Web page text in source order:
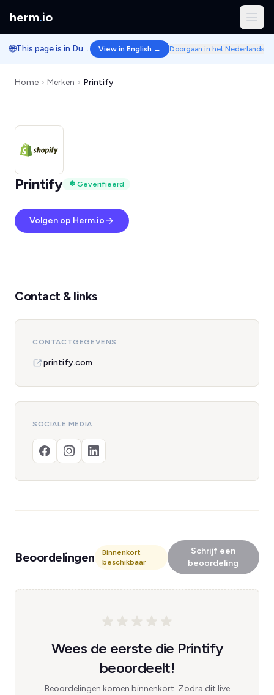
herm.io
🌐 This page is in Dutch. View in English → Doorgaan in het Nederlands
Home Merken Printify
Printify Geverifieerd
Volgen op Herm.io
Contact & links
CONTACTGEGEVENS
printify.com
SOCIALE MEDIA
Beoordelingen
Binnenkort
beschikbaar
Schrijf een
beoordeling
Wees de eerste die Printify
beoordeelt!
Beoordelingen komen binnenkort. Zodra dit live